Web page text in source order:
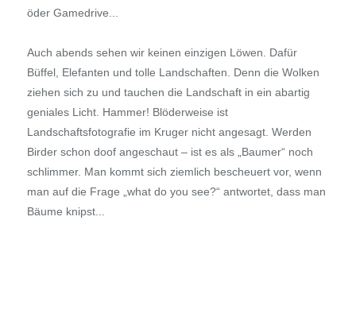
öder Gamedrive...
Auch abends sehen wir keinen einzigen Löwen. Dafür
Büffel, Elefanten und tolle Landschaften. Denn die Wolken
ziehen sich zu und tauchen die Landschaft in ein abartig
geniales Licht. Hammer! Blöderweise ist
Landschaftsfotografie im Kruger nicht angesagt. Werden
Birder schon doof angeschaut – ist es als „Baumer“ noch
schlimmer. Man kommt sich ziemlich bescheuert vor, wenn
man auf die Frage „what do you see?“ antwortet, dass man
Bäume knipst...